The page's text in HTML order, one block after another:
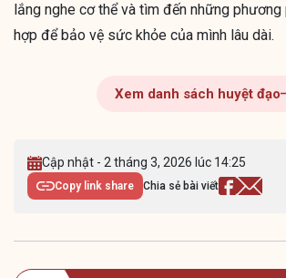
lắng nghe cơ thể và tìm đến những
hợp để bảo vệ sức khỏe của mình lâu dài.
Xem danh sách huyệt đạo
Cập nhật - 2 tháng 3, 2026 lúc 14:25
Copy link share Chia sẻ bài viết